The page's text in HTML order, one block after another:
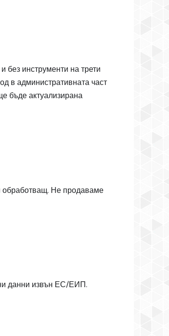
без инструменти на трети
в административната част
бъде актуализирана
обработващ. Не продаваме
данни извън ЕС/ЕИП.